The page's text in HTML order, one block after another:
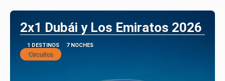
2x1 Dubái y Los Emiratos 2026
1 DESTINOS 7 NOCHES
Circuitos